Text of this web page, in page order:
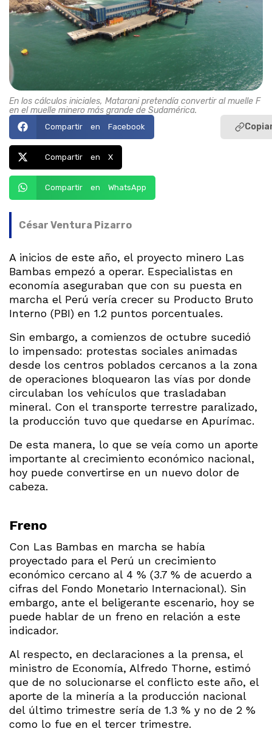
En los cálculos iniciales, Matarani pretendía convertir al muelle F
en el muelle minero más grande de Sudamérica.
Compartir en Facebook
Compartir en X
Compartir en WhatsApp
César Ventura Pizarro
A inicios de este año, el proyecto minero Las
Bambas empezó a operar. Especialistas en
economía aseguraban que con su puesta en
marcha el Perú vería crecer su Producto Bruto
Interno (PBI) en 1.2 puntos porcentuales.
Sin embargo, a comienzos de octubre sucedió
lo impensado: protestas sociales animadas
desde los centros poblados cercanos a la zona
de operaciones bloquearon las vías por donde
circulaban los vehículos que trasladaban
mineral. Con el transporte terrestre paralizado,
la producción tuvo que quedarse en Apurímac.
De esta manera, lo que se veía como un aporte
importante al crecimiento económico nacional,
hoy puede convertirse en un nuevo dolor de
cabeza.
Freno
Con Las Bambas en marcha se había
proyectado para el Perú un crecimiento
económico cercano al 4 % (3.7 % de acuerdo a
cifras del Fondo Monetario Internacional). Sin
embargo, ante el beligerante escenario, hoy se
puede hablar de un freno en relación a este
indicador.
Al respecto, en declaraciones a la prensa, el
ministro de Economía, Alfredo Thorne, estimó
que de no solucionarse el conflicto este año, el
aporte de la minería a la producción nacional
del último trimestre sería de 1.3 % y no de 2 %
como lo fue en el tercer trimestre.